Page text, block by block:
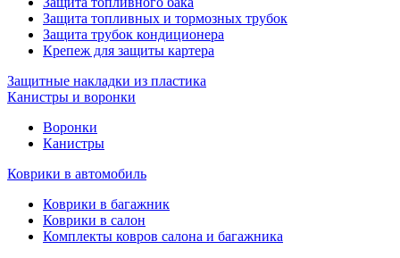
Защита топливных и тормозных трубок
Защита трубок кондиционера
Крепеж для защиты картера
Защитные накладки из пластика
Канистры и воронки
Воронки
Канистры
Коврики в автомобиль
Коврики в багажник
Коврики в салон
Комплекты ковров салона и багажника